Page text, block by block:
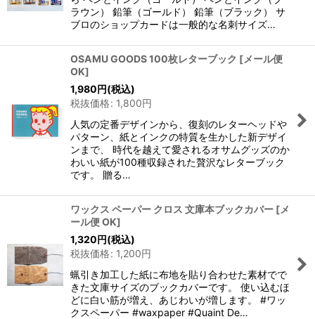
ラウン） 鉛筆（ゴールド） 鉛筆（ブラック） サ
ブロのショップカードは一般的な名刺サイズ…
OSAMU GOODS 100枚レターブック [メール便
OK]
1,980円(税込)
税抜価格: 1,800円
人気の定番デザインから、復刻のレターヘッドや
パターン、紙とインクの特質を生かした新デザイ
ンまで、 時代を越えて愛されるオサムグッズのか
わいい紙が100種収録された贅沢なレターブック
です。 贈る…
ワックス ペーパー クロス 文庫本ブックカバー [メ
ール便 OK]
1,320円(税込)
税抜価格: 1,200円
蝋引き加工した紙に布地を貼り合わせた素材でで
きた文庫サイズのブックカバーです。 使い込むほ
どに白い筋が増え、あじわいが増します。 #ワッ
クスペーパー #waxpaper #Quaint De…